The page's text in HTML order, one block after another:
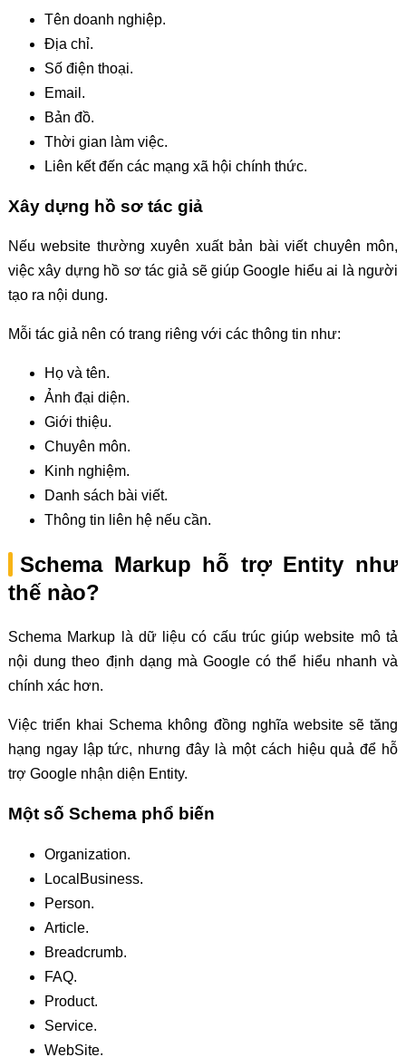
Tên doanh nghiệp.
Địa chỉ.
Số điện thoại.
Email.
Bản đồ.
Thời gian làm việc.
Liên kết đến các mạng xã hội chính thức.
Xây dựng hồ sơ tác giả
Nếu website thường xuyên xuất bản bài viết chuyên môn,
việc xây dựng hồ sơ tác giả sẽ giúp Google hiểu ai là người
tạo ra nội dung.
Mỗi tác giả nên có trang riêng với các thông tin như:
Họ và tên.
Ảnh đại diện.
Giới thiệu.
Chuyên môn.
Kinh nghiệm.
Danh sách bài viết.
Thông tin liên hệ nếu cần.
Schema Markup hỗ trợ Entity như
thế nào?
Schema Markup là dữ liệu có cấu trúc giúp website mô tả
nội dung theo định dạng mà Google có thể hiểu nhanh và
chính xác hơn.
Việc triển khai Schema không đồng nghĩa website sẽ tăng
hạng ngay lập tức, nhưng đây là một cách hiệu quả để hỗ
trợ Google nhận diện Entity.
Một số Schema phổ biến
Organization.
LocalBusiness.
Person.
Article.
Breadcrumb.
FAQ.
Product.
Service.
WebSite.